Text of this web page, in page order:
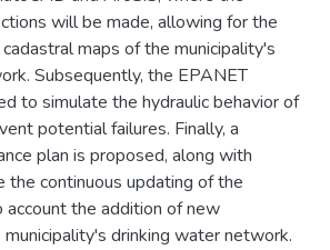
will be made, allowing for the
maps of the municipality's
Subsequently, the EPANET
to simulate the hydraulic behavior of
potential failures. Finally, a
plan is proposed, along with
continuous updating of the
account the addition of new
drinking water network.